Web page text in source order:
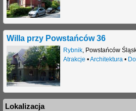
j
Willa przy Powstańców 36
Rybnik, Powstańców
Atrakcje •Architektura •
Lokalizacja